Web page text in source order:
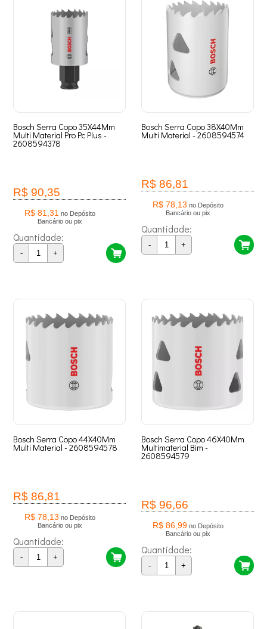
Bosch Serra Copo 35X44Mm
Multi Material Pro Pc Plus -
2608594378
R$ 90,35
R$ 81,31 no Depósito
Bancário ou pix
Quantidade:
- +
Bosch Serra Copo 38X40Mm
Multi Material - 2608594574
R$ 86,81
R$ 78,13 no Depósito
Bancário ou pix
Quantidade:
- +
Bosch Serra Copo 44X40Mm
Multi Material - 2608594578
R$ 86,81
R$ 78,13 no Depósito
Bancário ou pix
Quantidade:
- +
Bosch Serra Copo 46X40Mm
Multimaterial Bim -
2608594579
R$ 96,66
R$ 86,99 no Depósito
Bancário ou pix
Quantidade:
- +